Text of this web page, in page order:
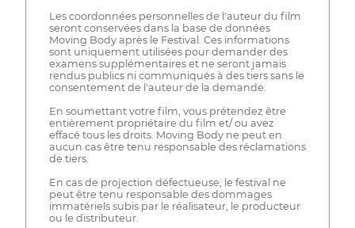
Les coordonnées personnelles de l'auteur du film
seront conservées dans la base de données
Moving Body après le Festival. Ces informations
sont uniquement utilisées pour demander des
examens supplémentaires et ne seront jamais
rendus publics ni communiqués à des tiers sans le
consentement de l'auteur de la demande.
En soumettant votre film, vous prétendez être
entièrement propriétaire du film et/ ou avez
effacé tous les droits. Moving Body ne peut en
aucun cas être tenu responsable des réclamations
de tiers.
En cas de projection défectueuse, le festival ne
peut être tenu responsable des dommages
immatériels subis par le réalisateur, le producteur
ou le distributeur.